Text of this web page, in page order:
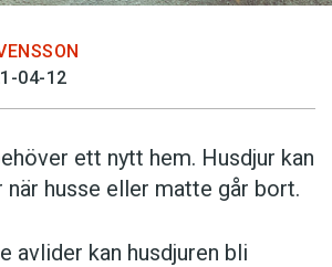
04-12
ett nytt hem. Husdjur kan
när husse eller matte går bort.
avlider kan husdjuren bli